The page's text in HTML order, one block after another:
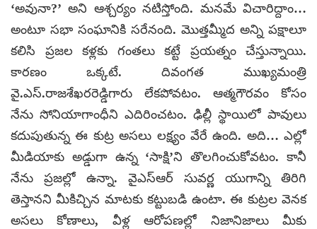
‘అవునా?’ అని ఆశ్చర్యం నటిస్తోంది. మనమే విచారిద్దాం…
అంటూ సభా సంఘానికి సరేనంది. మొత్తమ్మీద అన్ని పక్షాలూ
కలిసి ప్రజల కళ్లకు గంతలు కట్టే ప్రయత్నం చేస్తున్నాయి.
కారణం ఒక్కటే. దివంగత ముఖ్యమంత్రి
వై.ఎస్.రాజశేఖరరెడ్డిగారు లేకపోవటం. ఆత్మగౌరవం కోసం
నేను సోనియాగాంధీని ఎదిరించటం. ఢిల్లీ స్థాయిలో పావులు
కదుపుతున్న ఈ కుట్ర అసలు లక్ష్యం వేరే ఉంది. అది… ఎల్లో
మీడియాకు అడ్డుగా ఉన్న ‘సాక్షి’ని తొలగించుకోవటం. కానీ
నేను ప్రజల్లో ఉన్నా. వైఎస్‌ఆర్ సువర్ణ యుగాన్ని తిరిగి
తెస్తానని మీకిచ్చిన మాటకు కట్టుబడి ఉంటా. ఈ కుట్రల వెనక
అసలు కోణాలు, వీళ్ల ఆరోపణల్లో నిజానిజాలు మీకు